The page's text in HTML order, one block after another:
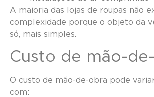
A maioria das lojas de roupas não
complexidade porque o objeto da
só, mais simples.
Custo de mão-
O custo de mão-de-obra pode
com: